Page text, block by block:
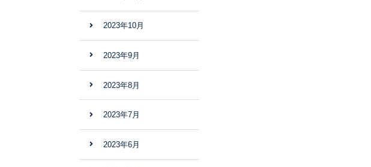
2023年10月
2023年9月
2023年8月
2023年7月
2023年6月